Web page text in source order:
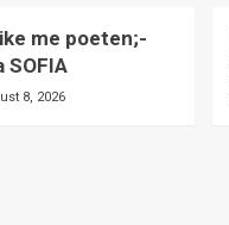
me poeten;-
SOFIA
8, 2026